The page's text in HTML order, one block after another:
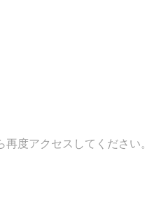
度アクセスしてください。